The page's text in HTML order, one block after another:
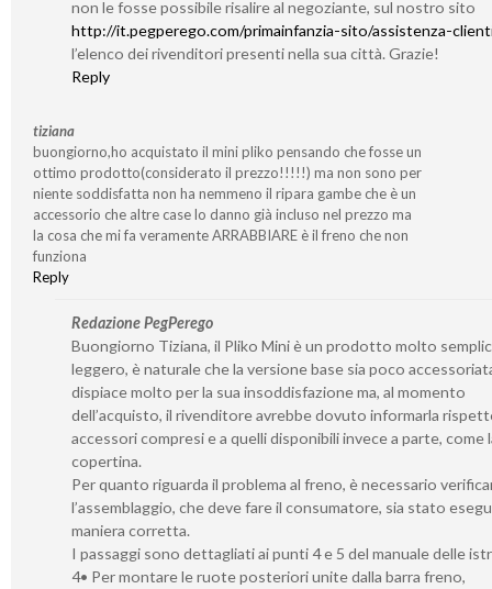
non le fosse possibile risalire al negoziante, sul nostro sito
http://it.pegperego.com/primainfanzia-sito/assistenza-
l’elenco dei rivenditori presenti nella sua città. Grazie!
Reply
tiziana
buongiorno,ho acquistato il mini pliko pensando che fosse un
ottimo prodotto(considerato il prezzo!!!!!) ma non sono per
niente soddisfatta non ha nemmeno il ripara gambe che è un
accessorio che altre case lo danno già incluso nel prezzo ma
la cosa che mi fa veramente ARRABBIARE è il freno che non
funziona
Reply
Redazione PegPerego
Buongiorno Tiziana, il Pliko Mini è un prodotto molto
leggero, è naturale che la versione base sia poco
dispiace molto per la sua insoddisfazione ma, al momento
dell’acquisto, il rivenditore avrebbe dovuto informarla
accessori compresi e a quelli disponibili invece a parte, come
copertina.
Per quanto riguarda il problema al freno, è necessario
l’assemblaggio, che deve fare il consumatore, sia stato
maniera corretta.
I passaggi sono dettagliati ai punti 4 e 5 del manuale delle
4• Per montare le ruote posteriori unite dalla barra freno,